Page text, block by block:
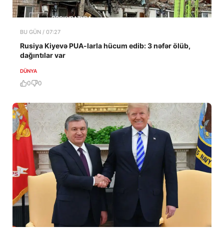
BU GÜN / 07:27
Rusiya Kiyevə PUA-larla hücum edib: 3 nəfər ölüb,
dağıntılar var
DÜNYA
0 0